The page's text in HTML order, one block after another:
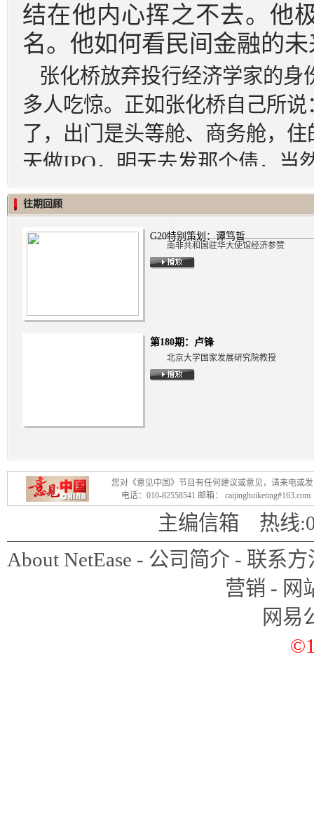
结在他内心挥之不去。他
名。他如何看民间金融的
张化桥放弃投行经济学家的
多人吃惊。正如张化桥自己所说
了，出门是头等舱、商务舱，
天做IPO，明天去发那个债，当
为，“但是投行确实是我们注重
在，大家太急躁，太想赚快钱
“比如放几千块钱的款给一个个
张化桥对民间高利贷有了新
洗脑的结果。高利贷的利率其
进入小额贷款行业，张化桥发
题是，政府对小额贷款有很多
化桥呼吁政府放开管制：“我呼
杆，让任何想进来的人都进来
力去扶持微小企业和三农。”
作为曾经的投行经济学家，
为，美债危机应夸大。他看好
并不看好。他认为，眼下资金
往期回顾
G20特别策划：谭笃哲
南非共和国驻华大使馆经济参赞
第180期：卢锋
北京大学国家发展研究院教授
您对《意见中国》节目有任何建议或意见，请来电或
电话：010-82558541 邮箱：
主编信箱 热线
About NetEase - 公司简介 - 联系方
营销 - 网
网易